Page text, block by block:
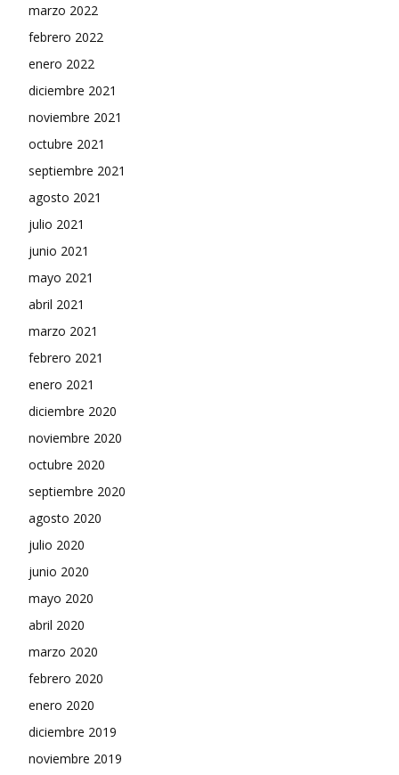
marzo 2022
febrero 2022
enero 2022
diciembre 2021
noviembre 2021
octubre 2021
septiembre 2021
agosto 2021
julio 2021
junio 2021
mayo 2021
abril 2021
marzo 2021
febrero 2021
enero 2021
diciembre 2020
noviembre 2020
octubre 2020
septiembre 2020
agosto 2020
julio 2020
junio 2020
mayo 2020
abril 2020
marzo 2020
febrero 2020
enero 2020
diciembre 2019
noviembre 2019